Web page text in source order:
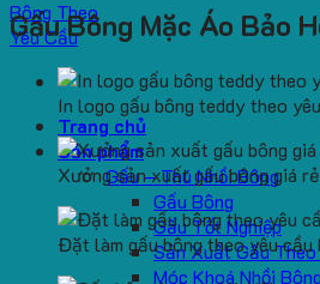
Trang chủ
Sản phẩm
Gấu – Thú Nhồi Bông
Gấu Bông
Gấu Tốt Nghiệp
Sản Xuất Gấu Theo
Móc Khoá Nhồi Bông
Gấu Bông Mặc Áo Bảo
In logo gấu bông teddy theo
Xưởng sản xuất gấu bông giá
Đặt làm gấu bông theo yêu cầu